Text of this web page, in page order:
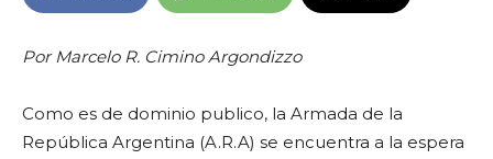
Por Marcelo R. Cimino Argondizzo
Como es de dominio publico, la Armada de la
República Argentina (A.R.A) se encuentra a la espera